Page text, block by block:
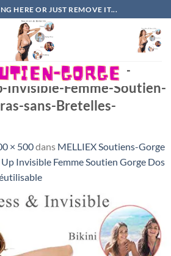
HERE OR JUST REMOVE IT...
Gorge-en-Silicone-
Invisible-Femme-Soutien-
sans-Bretelles-
× 500dans MELLIEX Soutiens-Gorge
Invisible Femme Soutien Gorge Dos